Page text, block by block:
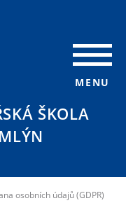
ŠKOLA
MENU
osobních údajů (GDPR)